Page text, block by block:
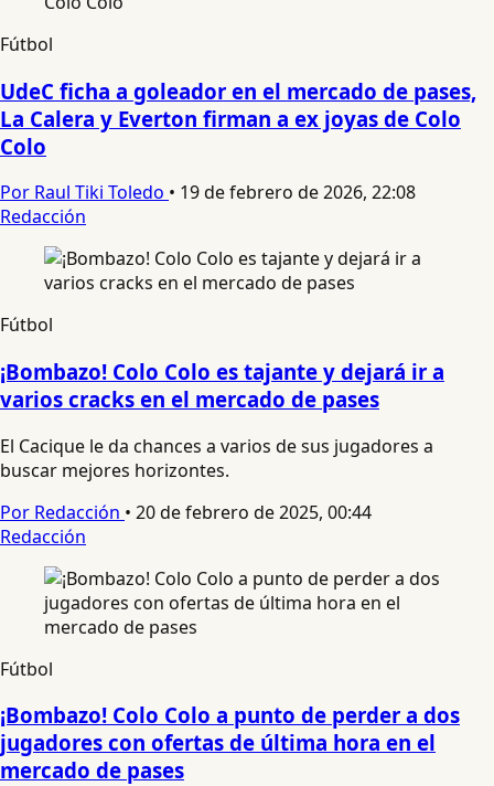
Fútbol
UdeC ficha a goleador en el mercado de pases,
La Calera y Everton firman a ex joyas de Colo
Colo
Por Raul Tiki Toledo • 19 de febrero de 2026, 22:08
Redacción
Fútbol
¡Bombazo! Colo Colo es tajante y dejará ir a
varios cracks en el mercado de pases
El Cacique le da chances a varios de sus jugadores a
buscar mejores horizontes.
Por Redacción • 20 de febrero de 2025, 00:44
Redacción
Fútbol
¡Bombazo! Colo Colo a punto de perder a dos
jugadores con ofertas de última hora en el
mercado de pases